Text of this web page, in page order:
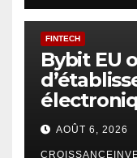
FINTECH
Bybit EU
AOÛT 6, 2026